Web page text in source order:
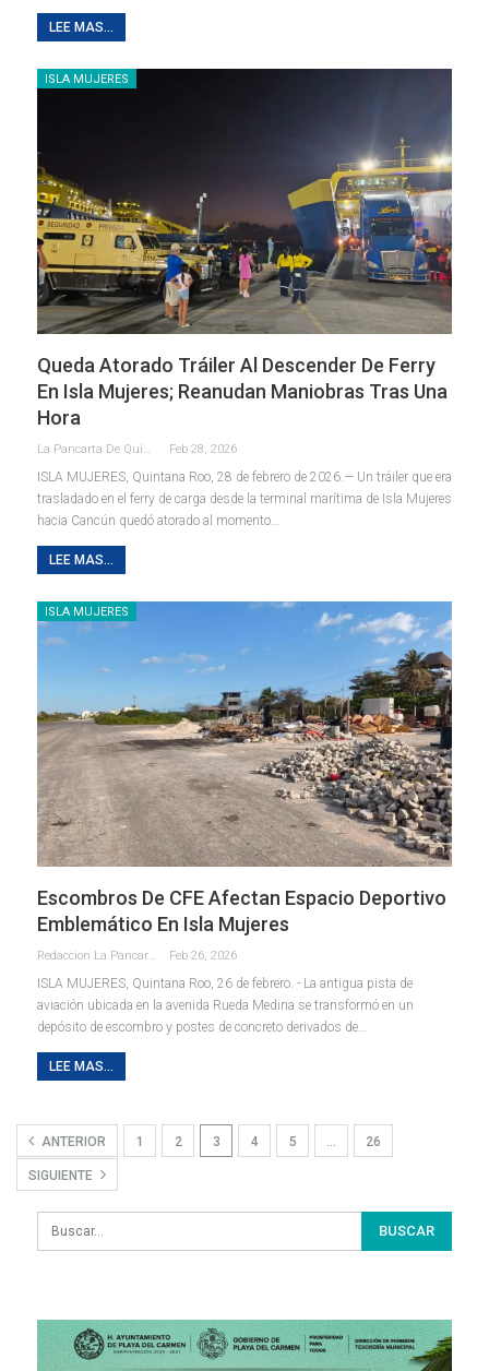
LEE MAS...
ISLA MUJERES
Queda Atorado Tráiler Al Descender De Ferry
En Isla Mujeres; Reanudan Maniobras Tras Una
Hora
La Pancarta De Quintana Roo Feb 28, 2026
ISLA MUJERES, Quintana Roo, 28 de febrero de 2026.— Un tráiler que era
trasladado en el ferry de carga desde la terminal marítima de Isla Mujeres
hacia Cancún quedó atorado al momento…
LEE MAS...
ISLA MUJERES
Escombros De CFE Afectan Espacio Deportivo
Emblemático En Isla Mujeres
Redaccion La Pancarta De Quintana Roo Feb 26, 2026
ISLA MUJERES, Quintana Roo, 26 de febrero. - La antigua pista de
aviación ubicada en la avenida Rueda Medina se transformó en un
depósito de escombro y postes de concreto derivados de…
LEE MAS...
ANTERIOR 1 2 3 4 5 … 26
SIGUIENTE